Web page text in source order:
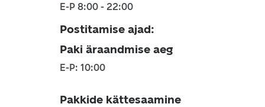
E-P 8:00 - 22:00
Postitamise ajad:
Paki äraandmise aeg
E-P: 10:00
Pakkide kättesaamine